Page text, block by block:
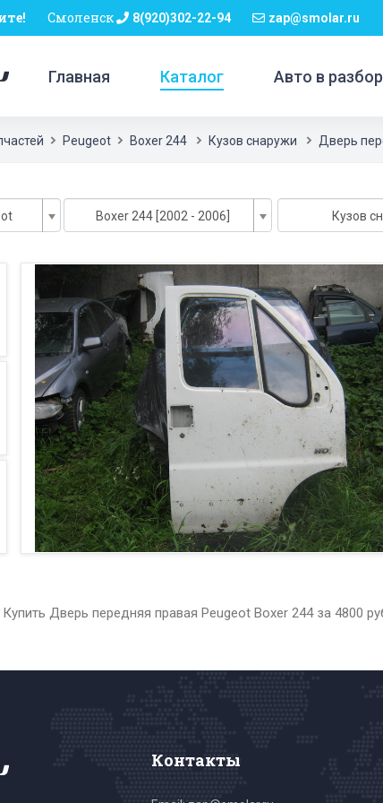
Смоленск 8(920)302-22-94 zap@smolar.ru
Главная Каталог Авто в
Peugeot Boxer 244 Кузов снаружи Дверь
Boxer 244 [2002 - 2006] Кузов
Купить Дверь передняя правая Peugeot Boxer 244 за 4800
Контакты